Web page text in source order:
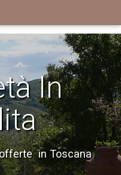
In
in Toscana